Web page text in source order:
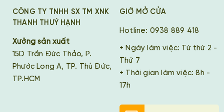
CÔNG TY TNHH SX TM XNK
THANH THUÝ HẠNH
Xưởng sản xuất
15D Trần Đức Thảo, P.
Phước Long A, TP. Thủ Đức,
TP.HCM
GIỜ MỞ CỬA
Hotline: 0938 889 418
+ Ngày làm việc: Từ thứ 2 -
Thứ 7
+ Thời gian làm việc: 8h -
17h